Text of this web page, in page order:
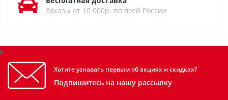
Заказы от 10 000р. по всей России
Хотите узнавать первым об акциях и скидках?
Подпишитесь на нашу рассылку